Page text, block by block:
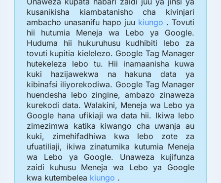
kusanikisha kiambatanisho cha kivinjari
ambacho unasanifu hapo juu kiungo . Tovuti
hii hutumia Meneja wa Lebo ya Google.
Huduma hii hukuruhusu kudhibiti lebo za
tovuti kupitia kielelezo. Google Tag Manager
hutekeleza lebo tu. Hii inamaanisha kuwa
kuki hazijawekwa na hakuna data ya
kibinafsi iliyorekodiwa. Google Tag Manager
huendesha lebo zingine, ambazo zinaweza
kurekodi data. Walakini, Meneja wa Lebo ya
Google hana ufikiaji wa data hii. Ikiwa lebo
zimezimwa katika kiwango cha uwanja au
kuki, zimehifadhiwa kwa lebo zote za
ufuatiliaji, ikiwa zinatumika kutumia Meneja
wa Lebo ya Google. Unaweza kujifunza
zaidi kuhusu Meneja wa Lebo ya Google
kwa kutembelea kiungo .